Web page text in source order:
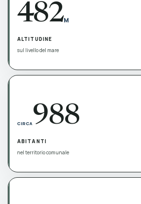
482M
ALTITUDINE
sul livello del mare
CIRCA 988
ABITANTI
nel territorio comunale